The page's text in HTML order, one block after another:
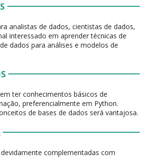
analistas de dados, cientistas de dados,
interessado em aprender técnicas de
dados para análises e modelos de
ter conhecimentos básicos de
preferencialmente em Python.
de bases de dados será vantajosa.
complementadas com